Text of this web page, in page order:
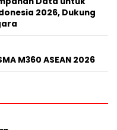
2026, Dukung
M360 ASEAN 2026